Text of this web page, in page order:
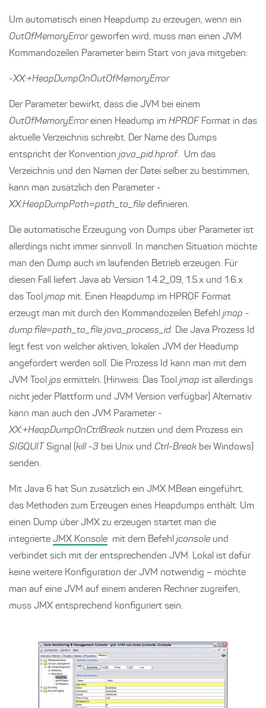
Um automatisch einen Heapdump zu erzeugen, wenn ein
OutOfMemoryErrorgeworfen wird, muss man einen JVM
Kommandozeilen Parameter beim Start von java mitgeben:
-XX:+HeapDumpOnOutOfMemoryError
Der Parameter bewirkt, dass die JVM bei einem
OutOfMemoryErroreinen Headump im HPROF Format in das
aktuelle Verzeichnis schreibt. Der Name des Dumps
entspricht der Konvention java_pid.hprof. Um das
Verzeichnis und den Namen der Datei selber zu bestimmen,
kann man zusätzlich den Parameter -
XX:HeapDumpPath=path_to_filedefinieren.
Die automatische Erzeugung von Dumps über Parameter ist
allerdings nicht immer sinnvoll. In manchen Situation möchte
man den Dump auch im laufenden Betrieb erzeugen. Für
diesen Fall liefert Java ab Version 1.4.2_09, 1.5.x und 1.6.x
das Tool jmap mit. Einen Heapdump im HPROF Format
erzeugt man mit durch den Kommandozeilen Befehl jmap -
dump:file=path_to_file java_process_id. Die Java Prozess Id
legt fest von welcher aktiven, lokalen JVM der Headump
angefordert werden soll. Die Prozess Id kann man mit dem
JVM Tool jps ermitteln. (Hinweis: Das Tool jmap ist allerdings
nicht jeder Plattform und JVM Version verfügbar) Alternativ
kann man auch den JVM Parameter -
XX:+HeapDumpOnCtrlBreak nutzen und dem Prozess ein
SIGQUIT Signal (kill -3 bei Unix und Ctrl-Break bei Windows)
senden.
Mit Java 6 hat Sun zusätzlich ein JMX MBean eingeführt,
das Methoden zum Erzeugen eines Heapdumps enthält. Um
einen Dump über JMX zu erzeugen startet man die
integrierte JMX Konsole mit dem Befehl jconsoleund
verbindet sich mit der entsprechenden JVM. Lokal ist dafür
keine weitere Konfiguration der JVM notwendig – möchte
man auf eine JVM auf einem anderen Rechner zugreifen,
muss JMX entsprechend konfiguriert sein.